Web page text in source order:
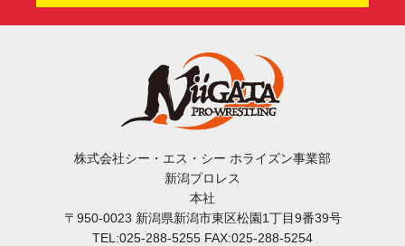
株式会社シー・エス・シー ホライズン事業部
新潟プロレス
本社
〒950-0023 新潟県新潟市東区松園1丁目9番39号
TEL:025-288-5255 FAX:025-288-5254